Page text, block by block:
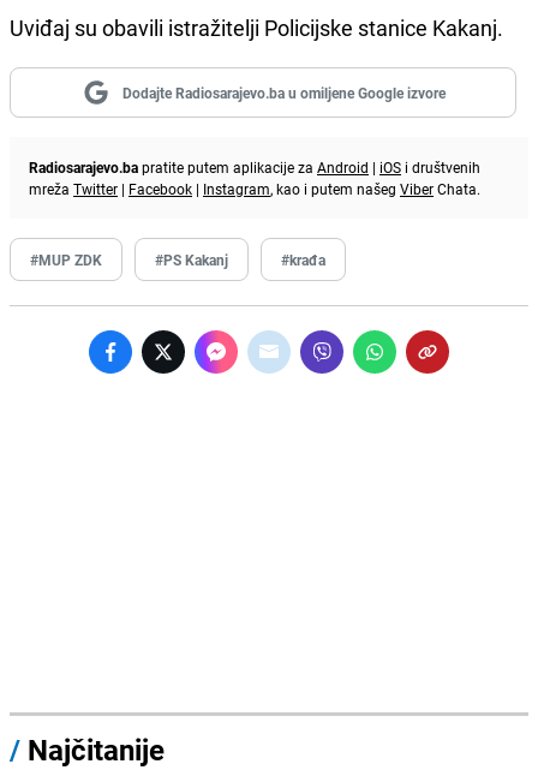
Uviđaj su obavili istražitelji Policijske stanice Kakanj.
Dodajte Radiosarajevo.ba u omiljene Google izvore
Radiosarajevo.bapratite putem aplikacije za Android | iOS i društvenih
mreža Twitter | Facebook | Instagram, kao i putem našeg ViberChata.
#MUP ZDK #PS Kakanj #krađa
/ Najčitanije